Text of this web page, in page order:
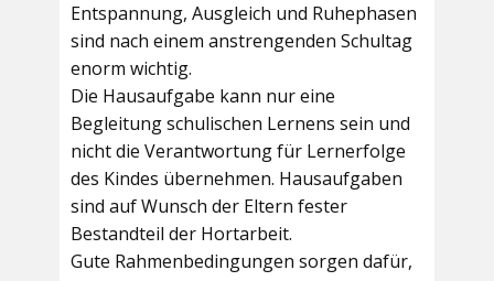
Entspannung, Ausgleich und Ruhephasen
sind nach einem anstrengenden Schultag
enorm wichtig.
Die Hausaufgabe kann nur eine
Begleitung schulischen Lernens sein und
nicht die Verantwortung für Lernerfolge
des Kindes übernehmen. Hausaufgaben
sind auf Wunsch der Eltern fester
Bestandteil der Hortarbeit.
Gute Rahmenbedingungen sorgen dafür,